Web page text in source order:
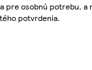
pre osobnú potrebu,
potvrdenia.